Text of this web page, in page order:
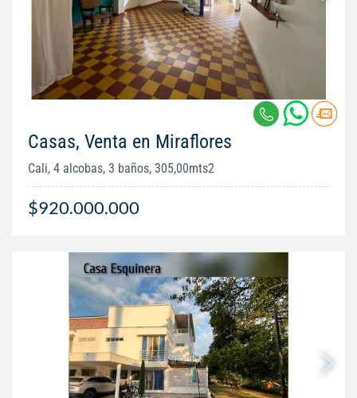
Casas, Venta en Miraflores
Cali, 4 alcobas, 3 baños, 305,00mts2
$920.000.000